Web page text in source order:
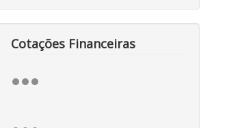
Cotações Financeiras